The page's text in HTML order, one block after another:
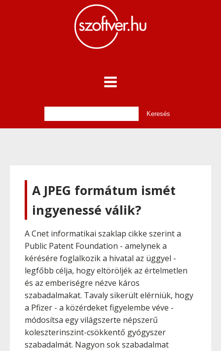
A JPEG formátum ismét
ingyenessé válik?
A Cnet informatikai szaklap cikke szerint a
Public Patent Foundation - amelynek a
kérésére foglalkozik a hivatal az üggyel -
legfőbb célja, hogy eltöröljék az értelmetlen
és az emberiségre nézve káros
szabadalmakat. Tavaly sikerült elérniük, hogy
a Pfizer - a közérdeket figyelembe véve -
módosítsa egy világszerte népszerű
koleszterinszint-csökkentő gyógyszer
szabadalmát. Nagyon sok szabadalmat